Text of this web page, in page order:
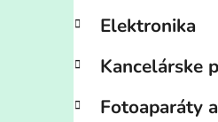
Elektronika
Kancelárske
Fotoaparáty